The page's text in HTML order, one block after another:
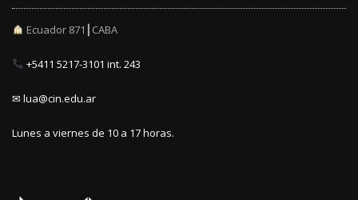
Ecuador 871┃CABA
+5411 5217-3101 int. 243
✉ lua@cin.edu.ar
Lunes a viernes de 10 a 17 horas.